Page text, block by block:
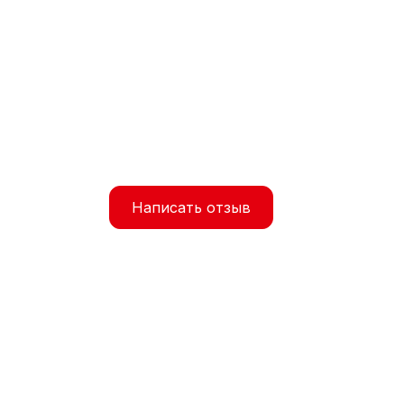
Написать отзыв